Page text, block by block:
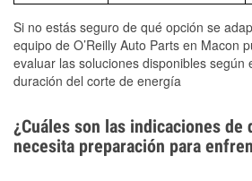
Si no estás seguro de qué opción se
equipo de O’Reilly Auto Parts en Macon
evaluar las soluciones disponibles según
duración del corte de energía
¿Cuáles son las indicaciones de
necesita preparación para